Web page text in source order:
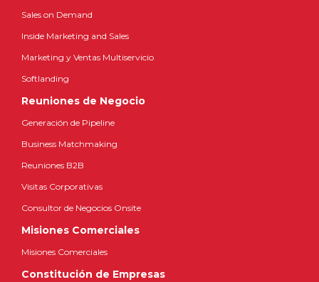
Sales on Demand
Inside Marketing and Sales
Marketing y Ventas Multiservicio
Softlanding
Reuniones de Negocio
Generación de Pipeline
Business Matchmaking
Reuniones B2B
Visitas Corporativas
Consultor de Negocios Onsite
Misiones Comerciales
Misiones Comerciales
Constitución de Empresas